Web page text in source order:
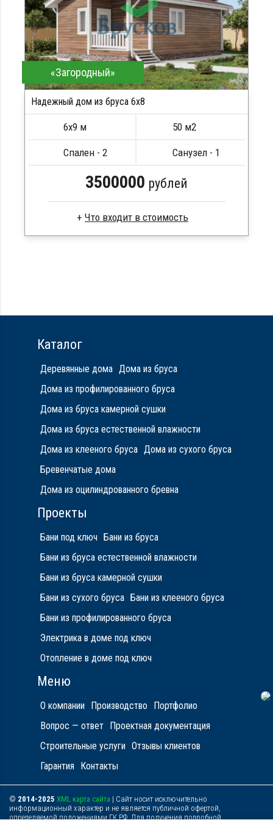
«Загородный»
Надежный дом из бруса 6x8
6х9 м 50 м2
Спален - 2 Санузел - 1
3500000 рублей
Металлические сваи 108 диаметр
Каталог
Деревянные дома Дома из бруса
Дома из профилированного бруса
Дома из бруса камерной сушки
Дома из бруса естественной влажности
Дома из клееного бруса Дома из сухого бруса
Бревенчатые дома
Дома из оцилиндрованного бревна
Проекты
Бани под ключ Бани из бруса
Бани из бруса естественной влажности
Бани из бруса камерной сушки
Бани из сухого бруса Бани из клееного бруса
Бани из профилированного бруса
Электрика в доме под ключ
Отопление в доме под ключ
Меню
О компании Производство
Портфолио
Вопрос — ответ Проектная документация
Строительные услуги Отзывы клиентов
Гарантия Контакты
© 2014-2025 XML карта сайта | Сайт носит исключительно
информационный характер и не является публичной офертой,
определяемой положениями ГК РФ. Для получения подробной